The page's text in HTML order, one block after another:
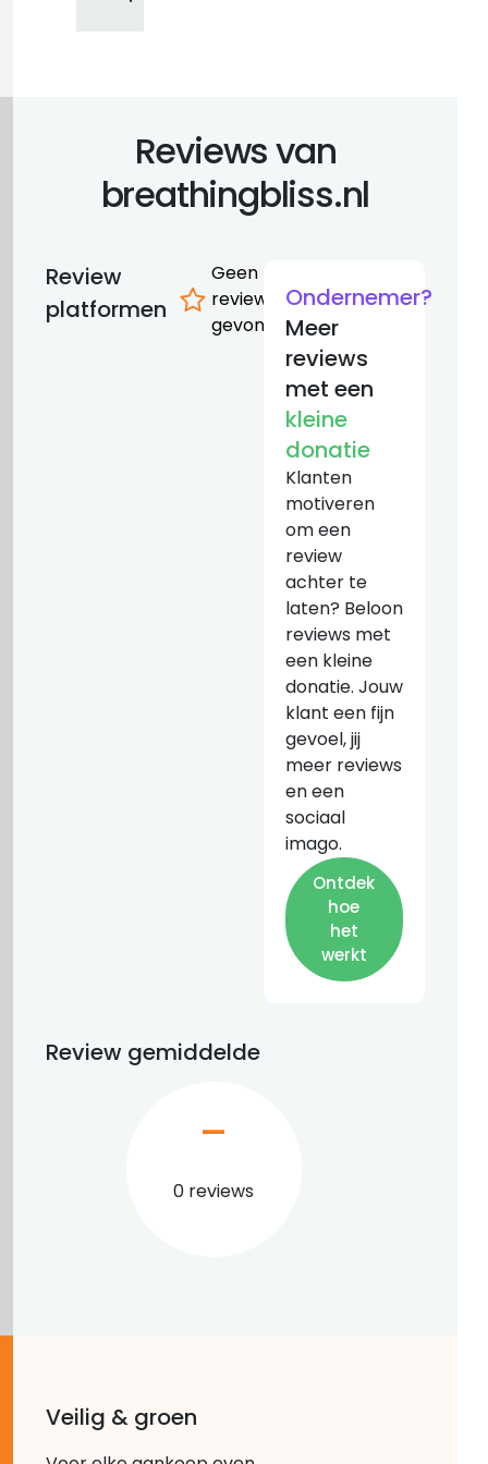
Reviews van
breathingbliss.nl
Review
platformen
Geen
reviews
gevonden
Ondernemer?
Meer
reviews
met een
kleine
donatie
Klanten
motiveren
om een
review
achter te
laten? Beloon
reviews met
een kleine
donatie. Jouw
klant een fijn
gevoel, jij
meer reviews
en een
sociaal
imago.
Ontdek
hoe
het
werkt
Review gemiddelde
0 reviews
–
Veilig & groen